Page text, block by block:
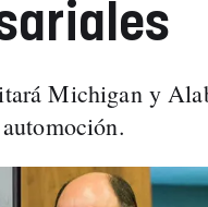
Michigan y